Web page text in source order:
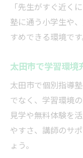
「先生がすぐ近く
塾に通う小学生や
すめできる環境です
太田市で学習環境
太田市で個別指導
でなく、学習環境
見学や無料体験を
やすさ、講師のサ
ょう。